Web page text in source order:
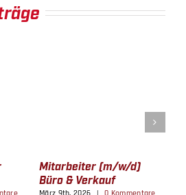
Mitarbeiter (m/w/d)
Büro & Verkauf